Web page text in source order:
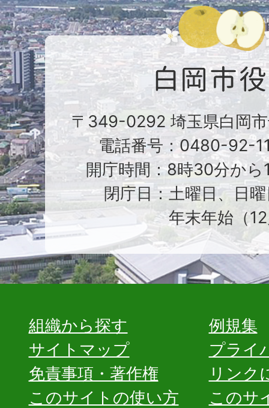
〒349-0292 埼玉県白岡
電話番号：0480-92-
開庁時間：8時30分から
閉庁日：土曜日、日
年末年始（
組織から探す
例規集
サイトマップ
プライ
免責事項・著作権
リンク
このサイトの使い方
このサ